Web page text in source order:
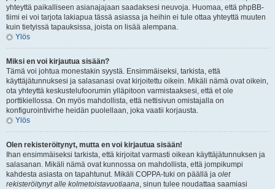
yhteyttä paikalliseen asianajajaan saadaksesi neuvoja. Huomaa, että phpBB-
tiimi ei voi tarjota lakiapua tässä asiassa ja heihin ei tule ottaa yhteyttä muuten
kuin tietyissä tapauksissa, joista on lisää alempana.
Ylös
Miksi en voi kirjautua sisään?
Tämä voi johtua monestakin syystä. Ensimmäiseksi, tarkista, että
käyttäjätunnuksesi ja salasanasi ovat kirjoitettu oikein. Mikäli nämä ovat oikein,
ota yhteyttä keskustelufoorumin ylläpitoon varmistaaksesi, että et ole
porttikiellossa. On myös mahdollista, että nettisivun omistajalla on
konfigurointivirhe heidän puolellaan, joka vaatii korjausta.
Ylös
Olen rekisteröitynyt, mutta en voi kirjautua sisään!
Ihan ensimmäiseksi tarkista, että kirjoitat varmasti oikean käyttäjätunnuksen ja
salasanan. Mikäli nämä ovat kunnossa on mahdollista, että jompikumpi
kahdesta asiasta on tapahtunut. Mikäli COPPA-tuki on päällä ja olet
rekisteröitynyt alle kolmetoistavuotiaana, sinun tulee noudattaa saamiasi